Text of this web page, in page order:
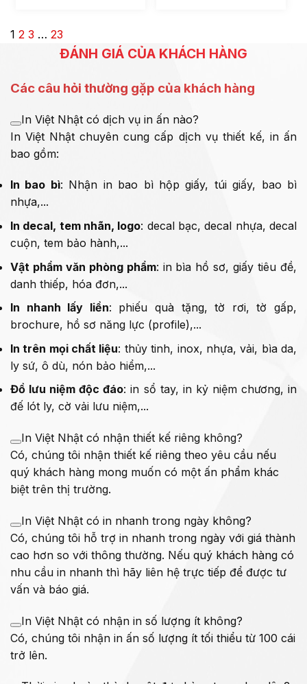
1 2 3 … 23
ĐÁNH GIÁ CỦA KHÁCH HÀNG
Các câu hỏi thường gặp của khách hàng
In Việt Nhật có dịch vụ in ấn nào?
In Việt Nhật chuyên cung cấp dịch vụ thiết kế, in ấn
bao gồm:
In bao bì: Nhận in bao bì hộp giấy, túi giấy, bao bì
nhựa,...
In decal, tem nhãn, logo: decal bạc, decal nhựa, decal
cuộn, tem bảo hành,...
Vật phẩm văn phòng phẩm: in bìa hồ sơ, giấy tiêu đề,
danh thiếp, hóa đơn,...
In nhanh lấy liền: phiếu quà tặng, tờ rơi, tờ gấp,
brochure, hồ sơ năng lực (profile),...
In trên mọi chất liệu: thủy tinh, inox, nhựa, vải, bìa da,
ly sứ, ô dù, nón bảo hiểm,...
Đồ lưu niệm độc đáo: in sổ tay, in kỷ niệm chương, in
đế lót ly, cờ vải lưu niệm,...
In Việt Nhật có nhận thiết kế riêng không?
Có, chúng tôi nhận thiết kế riêng theo yêu cầu nếu
quý khách hàng mong muốn có một ấn phẩm khác
biệt trên thị trường.
In Việt Nhật có in nhanh trong ngày không?
Có, chúng tôi hỗ trợ in nhanh trong ngày với giá thành
cao hơn so với thông thường. Nếu quý khách hàng có
nhu cầu in nhanh thì hãy liên hệ trực tiếp để được tư
vấn và báo giá.
In Việt Nhật có nhận in số lượng ít không?
Có, chúng tôi nhận in ấn số lượng ít tối thiểu từ 100 cái
trở lên.